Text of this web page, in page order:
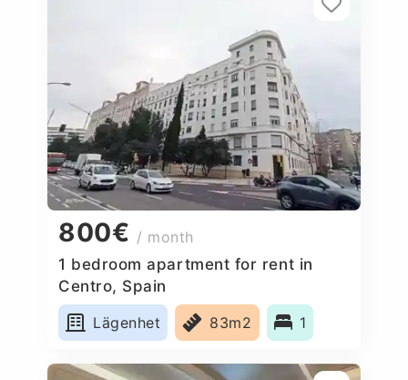
800€ / month
1 bedroom apartment for rent in
Centro, Spain
Lägenhet
83m2 1